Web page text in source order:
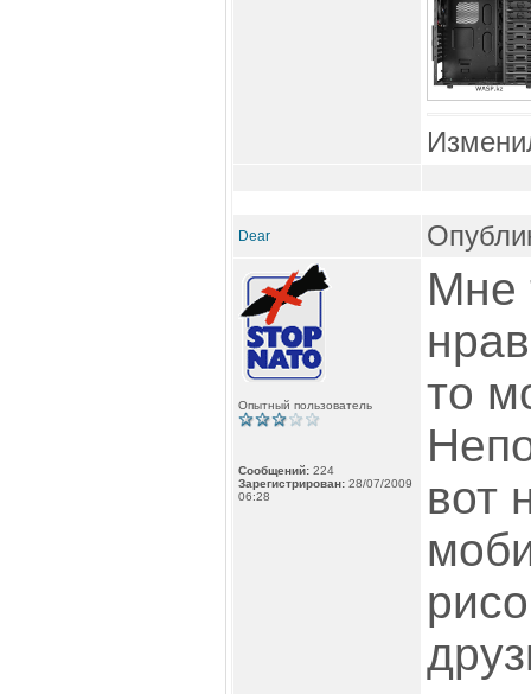
Dear
Опытный пользователь
Сообщений: 224
Зарегистрирован: 28/07/2009
06:28
Мне
то
вот